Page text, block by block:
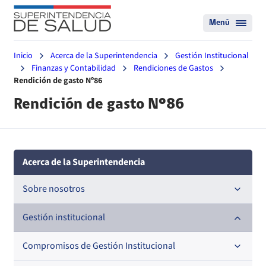
Menú
Inicio Acerca de la Superintendencia
Gestión Institucional
Finanzas y Contabilidad
Rendiciones de Gastos
Rendición de gasto Nº86
Rendición de gasto Nº86
Acerca de la Superintendencia
Sobre nosotros
Historia
Definiciones estratégicas
Gestión institucional
Compromisos de Gestión Institucional